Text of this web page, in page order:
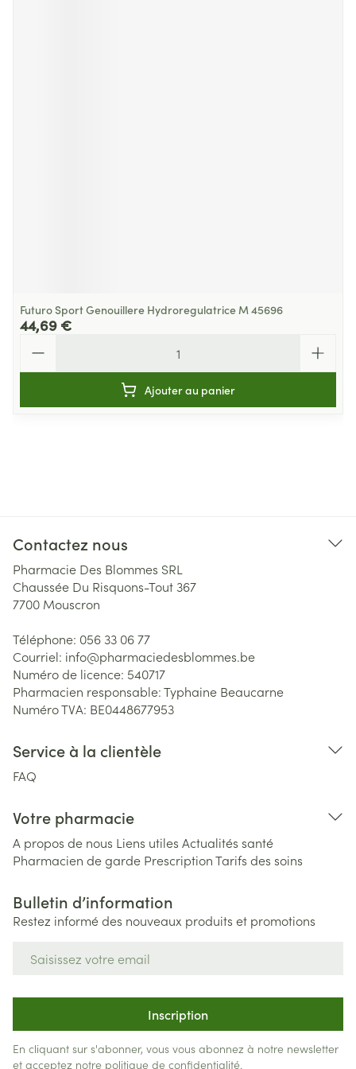
Futuro Sport Genouillere Hydroregulatrice M 45696
44,69 €
Ajouter au panier
Contactez nous
Pharmacie Des Blommes SRL
Chaussée Du Risquons-Tout 367
7700 Mouscron
Téléphone: 056 33 06 77
Courriel: info@pharmaciedesblommes.be
Numéro de licence: 540717
Pharmacien responsable:Typhaine Beaucarne
Numéro TVA: BE0448677953
Service à la clientèle
FAQ
Votre pharmacie
A propos de nous Liens utiles Actualités santé
Pharmacien de garde PrescriptionTarifs des soins
Bulletin d’information
Restez informé des nouveaux produits et promotions
Inscription
En cliquant sur s'abonner, vous vous abonnez à notre newsletter
et acceptez notre politique de confidentialité.